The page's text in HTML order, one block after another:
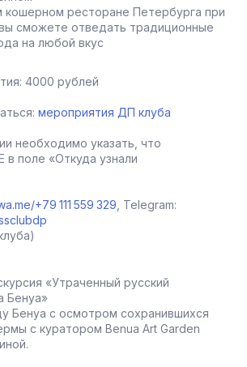
ресторане Петербурга при
сможете отведать традиционные
на любой вкус
4000 рублей
мероприятия ДП клуба
необходимо указать, что
в поле «Откуда узнали
+79 111 559 329 , Telegram:
«Утраченный русский
Бенуа»
Бенуа с осмотром сохранившихся
с куратором Benua Art Garden